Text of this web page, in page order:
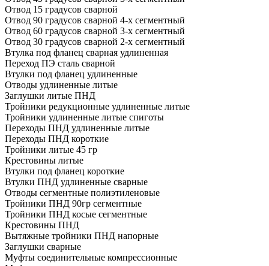
Отвод 15 градусов сварной
Отвод 90 градусов сварной 4-х сегментный
Отвод 60 градусов сварной 3-х сегментный
Отвод 30 градусов сварной 2-х сегментный
Втулка под фланец сварная удлиненная
Переход ПЭ сталь сварной
Втулки под фланец удлиненные
Отводы удлиненные литые
Заглушки литые ПНД
Тройники редукционные удлиненные литые
Тройники удлиненные литые спиготы
Переходы ПНД удлиненные литые
Переходы ПНД короткие
Тройники литые 45 гр
Крестовины литые
Втулки под фланец короткие
Втулки ПНД удлиненные сварные
Отводы сегментные полиэтиленовые
Тройники ПНД 90гр сегментные
Тройники ПНД косые сегментные
Крестовины ПНД
Вытяжные тройники ПНД напорные
Заглушки сварные
Муфты соединительные компрессионные